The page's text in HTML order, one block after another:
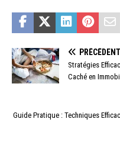
PRÉCÉDENT
Stratégies
Caché en
Guide Pratique : Techniques